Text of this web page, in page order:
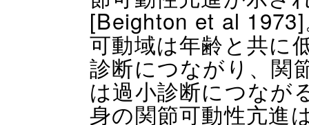
[Beighton et al
可動域は年齢と共に
診断につながり、関
は過小診断につなが
身の関節可動性亢進